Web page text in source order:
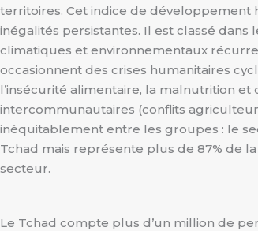
territoires. Cet indice de
inégalités persistantes. Il est classé
climatiques et environnementaux
occasionnent des crises humanitaires
l’insécurité alimentaire, la malnutrition
intercommunautaires (conflits
inéquitablement entre les groupes : le
Tchad mais représente plus de 87% de
secteur.
Le Tchad compte plus d’un million de